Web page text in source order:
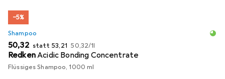
−5%
Shampoo
EUR
50,32 statt EUR
53,21 EUR
50,32/1l
RedkenAcidic Bonding Concentrate
Flüssiges Shampoo, 1000 ml